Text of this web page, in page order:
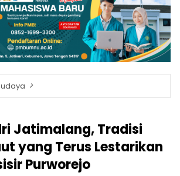
Jatimalang, Tradisi
yang Terus Lestarikan
Purworejo